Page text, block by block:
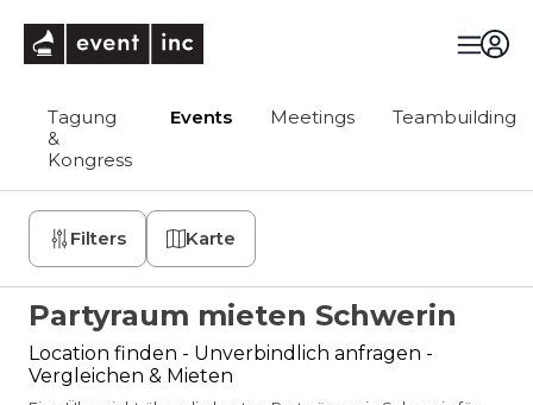
Tagung
&
Kongress
Events Meetings Teambuilding
Filters Karte
Partyraum mieten Schwerin
Location finden - Unverbindlich anfragen -
Vergleichen & Mieten